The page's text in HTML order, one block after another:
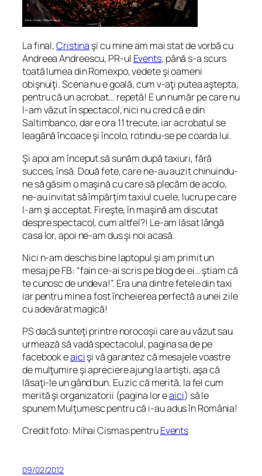
La final,Cristina şi cu mine am mai stat de vorbă cu
Andreea Andreescu, PR-ul Events, până s-a scurs
toată lumea din Romexpo, vedete şi oameni
obişnuiţi. Scena nu e goală, cum v-aţi putea aştepta,
pentru că un acrobat… repetă! E un număr pe care nu
l-am văzut în spectacol, nici nu cred că e din
Saltimbanco, dar e ora 11 trecute, iar acrobatul se
leagănă încoace şi încolo, rotindu-se pe coarda lui.
Şi apoi am început să sunăm după taxiuri, fără
succes, însă. Două fete, care ne-au auzit chinuindu-
ne să găsim o maşină cu care să plecăm de acolo,
ne-au invitat să împărţim taxiul cu ele, lucru pe care
l-am şi acceptat. Fireşte, în maşină am discutat
despre spectacol, cum altfel?! Le-am lăsat lângă
casa lor, apoi ne-am dus şi noi acasă.
Nici n-am deschis bine laptopul şi am primit un
mesaj pe FB: “fain ce-ai scris pe blog de ei… ştiam că
te cunosc de undeva!”. Era una dintre fetele din taxi
iar pentru mine a fost încheierea perfectă a unei zile
cu adevărat magică!
PS dacă sunteţi printre norocoşii care au văzut sau
urmează să vadă spectacolul, pagina sa de pe
facebook eaicişi vă garantez că mesajele voastre
de mulţumire şi apreciere ajung la artişti, aşa că
lăsaţi-le un gând bun. Eu zic că merită, la fel cum
merită şi organizatorii (pagina lor eaici) să le
spunem Mulţumesc pentru că i-au adus în România!
Credit foto: Mihai Cismas pentruEvents
09/02/2012